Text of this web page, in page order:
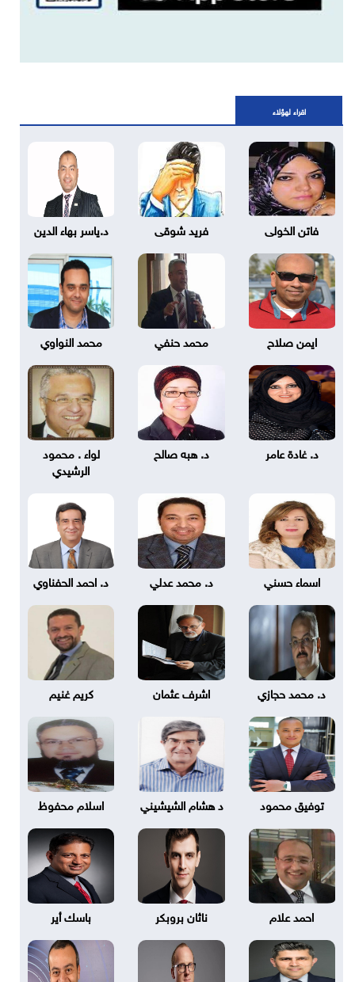
اقراء لهؤلاء
فاتن الخولى فريد شوقى د.ياسر بهاء الدين
ايمن صلاح محمد حنفي محمد النواوي
د. غادة عامر د. هبه صالح
لواء . محمود
الرشيدي
اسماء حسني د. محمد عدلي د. احمد الحفناوي
د. محمد حجازي اشرف عثمان كريم غنيم
توفيق محمود د هشام الشيشيني اسلام محفوظ
احمد علام ناثان بروبكر باسك أير